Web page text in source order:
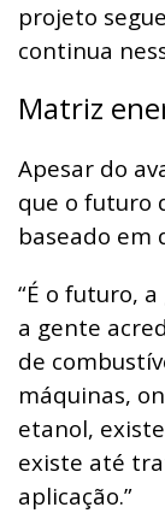
projeto
continua
Matriz
Apesar do
que o futuro
baseado em
“É o futuro,
a gente
de
máquinas,
etanol,
existe até
aplicação.”